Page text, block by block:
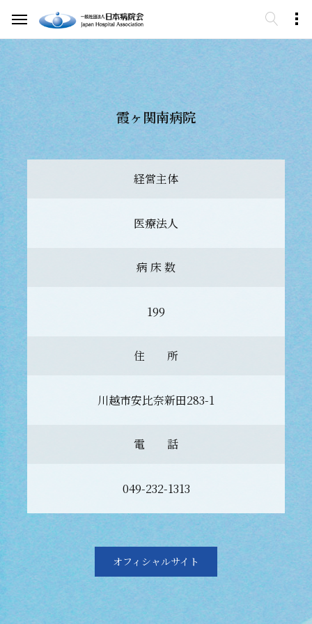
霞ヶ関南病院
経営主体
医療法人
病 床 数
199
住 所
川越市安比奈新田283-1
電 話
049-232-1313
オフィシャルサイト